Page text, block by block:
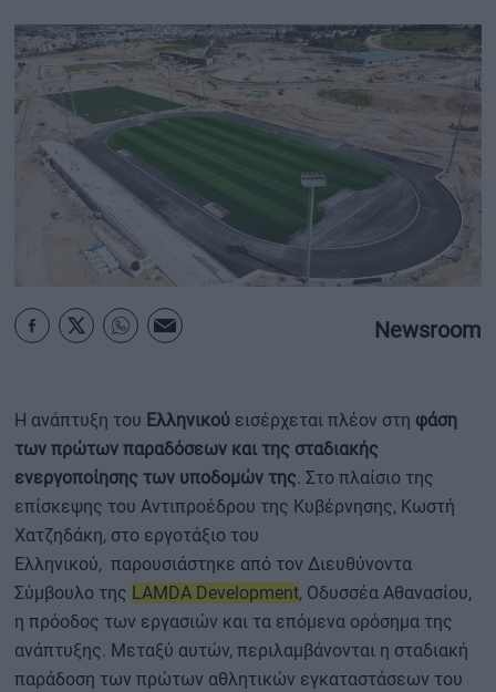
MY PROPERTY
ΚΑΡΑΜΠΟΛΕΣ
ΟΡΟΙ ΧΡΗΣΗΣ
ΕΠΙΚΟΙΝΩΝΙΑ
Newsroom
Η ανάπτυξη του Ελληνικού εισέρχεται πλέον στη φάση
των πρώτων παραδόσεων και της σταδιακής
ενεργοποίησης των υποδομών της. Στο πλαίσιο της
επίσκεψης του Αντιπροέδρου της Κυβέρνησης, Κωστή
Χατζηδάκη, στο εργοτάξιο του
Ελληνικού, παρουσιάστηκε από τον Διευθύνοντα
Σύμβουλο της LAMDA Development, Οδυσσέα Αθανασίου,
η πρόοδος των εργασιών και τα επόμενα ορόσημα της
ανάπτυξης. Μεταξύ αυτών, περιλαμβάνονται η σταδιακή
παράδοση των πρώτων αθλητικών εγκαταστάσεων του